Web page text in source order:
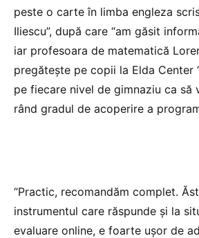
peste o carte în limba engleza
Iliescu”, după care “am găsit
iar profesoara de matematică
pregătește pe copii la Elda Center
pe fiecare nivel de gimnaziu ca să
rând gradul de acoperire a
“Practic, recomandăm complet.
instrumentul care răspunde și la
evaluare online, e foarte ușor de